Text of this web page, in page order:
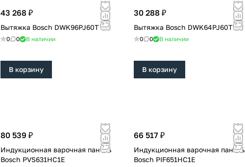
43 268 ₽
Вытяжка Bosch DWK96PJ60T
0 0 В наличии
В корзину
30 288 ₽
Вытяжка Bosch DWK64PJ60T
0 0 В наличии
В корзину
80 539 ₽
Индукционная варочная панель
Bosch PVS631HC1E
66 517 ₽
Индукционная варочная панель
Bosch PIF651HC1E